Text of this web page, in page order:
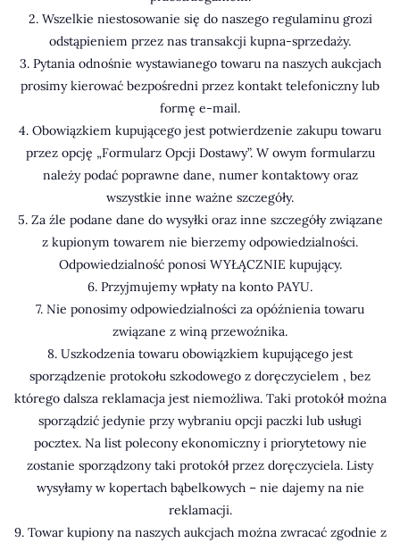
2. Wszelkie niestosowanie się do naszego regulaminu grozi
odstąpieniem przez nas transakcji kupna-sprzedaży.
3. Pytania odnośnie wystawianego towaru na naszych aukcjach
prosimy kierować bezpośredni przez kontakt telefoniczny lub
formę e-mail.
4. Obowiązkiem kupującego jest potwierdzenie zakupu towaru
przez opcję „Formularz Opcji Dostawy”. W owym formularzu
należy podać poprawne dane, numer kontaktowy oraz
wszystkie inne ważne szczegóły.
5. Za źle podane dane do wysyłki oraz inne szczegóły związane
z kupionym towarem nie bierzemy odpowiedzialności.
Odpowiedzialność ponosi WYŁĄCZNIE kupujący.
6. Przyjmujemy wpłaty na konto PAYU.
7. Nie ponosimy odpowiedzialności za opóźnienia towaru
związane z winą przewoźnika.
8. Uszkodzenia towaru obowiązkiem kupującego jest
sporządzenie protokołu szkodowego z doręczycielem , bez
którego dalsza reklamacja jest niemożliwa. Taki protokół można
sporządzić jedynie przy wybraniu opcji paczki lub usługi
pocztex. Na list polecony ekonomiczny i priorytetowy nie
zostanie sporządzony taki protokół przez doręczyciela. Listy
wysyłamy w kopertach bąbelkowych – nie dajemy na nie
reklamacji.
9. Towar kupiony na naszych aukcjach można zwracać zgodnie z